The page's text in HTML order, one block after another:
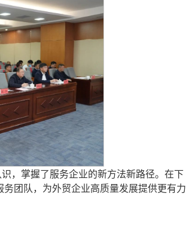
，掌握了服务企业的新方法新路径。在下
团队，为外贸企业高质量发展提供更有力